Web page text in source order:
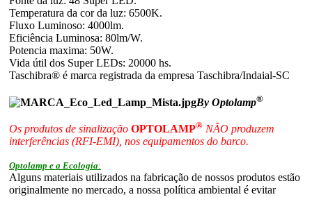
Temperatura da cor da luz: 6500K.
Fluxo Luminoso: 4000lm.
Eficiência Luminosa: 80lm/W.
Potencia maxima: 50W.
Vida útil dos Super LEDs: 20000 hs.
Taschibra® é marca registrada da empresa Taschibra/Indaial-SC
By Optolamp®
Os produtos de sinalização OPTOLAMP® NÃO produzem
interferências (RFI-EMI), nos equipamentos do barco.
Optolamp e a Ecología:
Alguns materiais utilizados na fabricação de nossos produtos estão
originalmente no mercado, a nossa política ambiental é evitar